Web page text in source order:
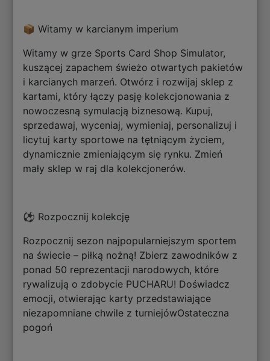
📦 Witamy w karcianym imperium
Witamy w grze Sports Card Shop Simulator,
kuszącej zapachem świeżo otwartych pakietów
i karcianych marzeń. Otwórz i rozwijaj sklep z
kartami, który łączy pasję kolekcjonowania z
nowoczesną symulacją biznesową. Kupuj,
sprzedawaj, wyceniaj, wymieniaj, personalizuj i
licytuj karty sportowe na tętniącym życiem,
dynamicznie zmieniającym się rynku. Zmień
mały sklep w raj dla kolekcjonerów.
⚽ Rozpocznij kolekcję
Rozpocznij sezon najpopularniejszym sportem
na świecie – piłką nożną! Zbierz zawodników z
ponad 50 reprezentacji narodowych, które
rywalizują o zdobycie PUCHARU! Doświadcz
emocji, otwierając karty przedstawiające
niezapomniane chwile z turniejówOstateczna
pogoń